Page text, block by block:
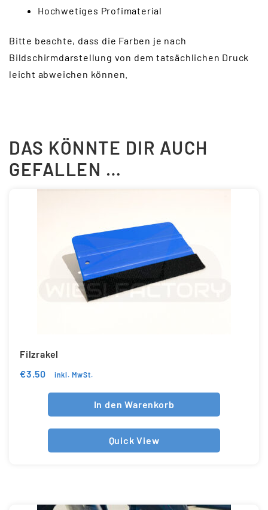
Hochwetiges Profimaterial
Bitte beachte, dass die Farben je nach
Bildschirmdarstellung von dem tatsächlichen Druck
leicht abweichen können.
DAS KÖNNTE DIR AUCH
GEFALLEN …
Filzrakel
€3.50 inkl. MwSt.
In den Warenkorb
Quick View